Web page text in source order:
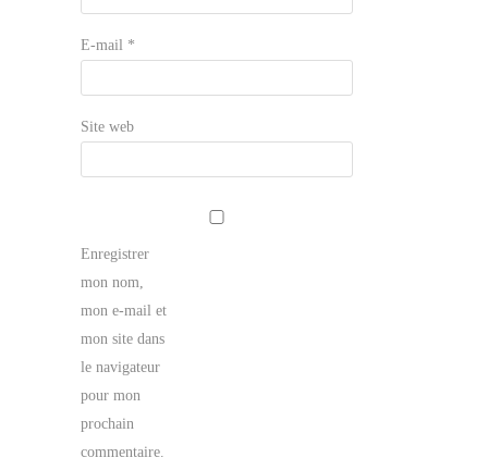
E-mail *
Site web
Enregistrer
mon nom,
mon e-mail et
mon site dans
le navigateur
pour mon
prochain
commentaire.